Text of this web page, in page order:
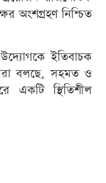
অংশগ্রহণ নিশ্চিত
ইতিবাচক
বলছে, সহমত ও
একটি স্থিতিশীল